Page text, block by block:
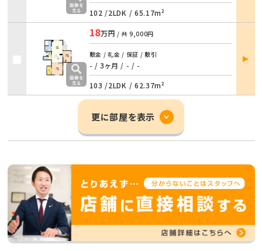
102 /2LDK / 65.17m²
18万円 / 共 9,000円
敷金 / 礼金 / 保証 / 敷引
- / 3ヶ月 / - / -
103 /2LDK / 62.37m²
部屋
詳細
更に部屋を表示